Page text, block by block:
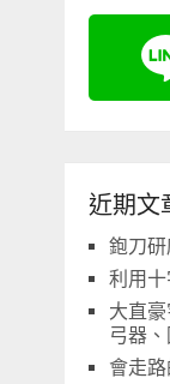
近期文
鉋刀
利用
大直
弓器
會走